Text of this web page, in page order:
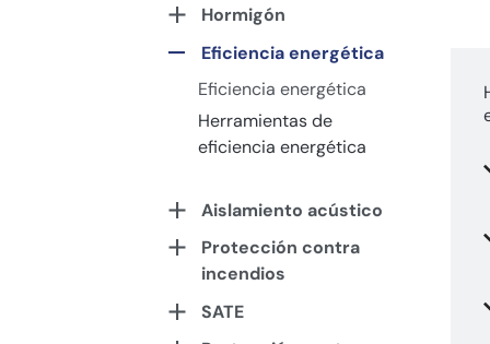
Hormigón
Eficiencia energética
Eficiencia energética
Herramientas de
eficiencia energética
Aislamiento acústico
Protección contra
incendios
SATE